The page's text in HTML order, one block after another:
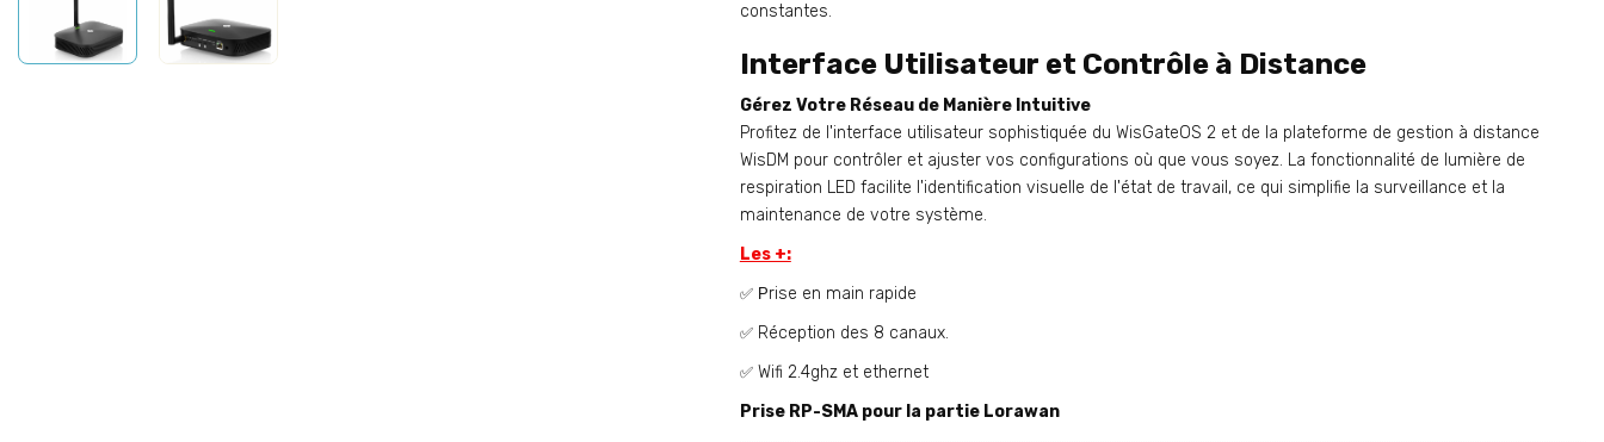
constantes.
Interface Utilisateur et Contrôle à Distance
Gérez Votre Réseau de Manière Intuitive
Profitez de l'interface utilisateur sophistiquée du WisGateOS 2 et de la plateforme de gestion à distance
WisDM pour contrôler et ajuster vos configurations où que vous soyez. La fonctionnalité de lumière de
respiration LED facilite l'identification visuelle de l'état de travail, ce qui simplifie la surveillance et la
maintenance de votre système.
Les +:
✅ Prise en main rapide
✅ Réception des 8 canaux.
✅ Wifi 2.4ghz et ethernet
Prise RP-SMA pour la partie Lorawan